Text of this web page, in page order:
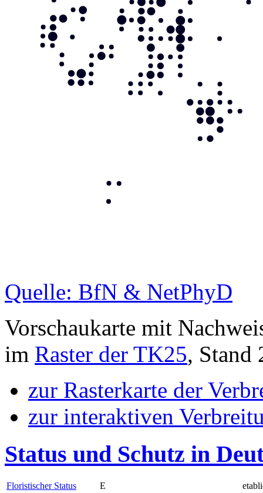
Quelle: BfN & NetPhyD
Vorschaukarte mit
im Raster der TK25, Stand
zur Rasterkarte der
zur interaktiven
Status und Schutz in
Floristischer Status E